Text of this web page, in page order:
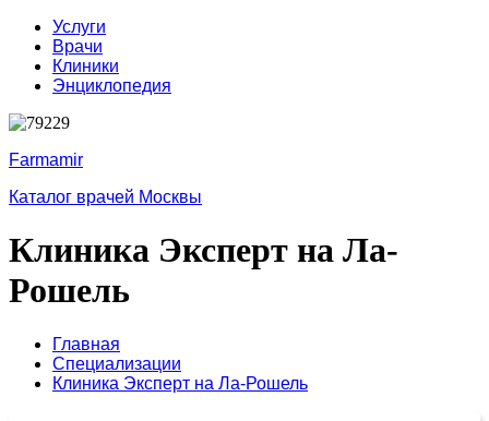
Услуги
Врачи
Клиники
Энциклопедия
Farmamir
Каталог врачей Москвы
Клиника Эксперт на Ла-
Рошель
Главная
Специализации
Клиника Эксперт на Ла-Рошель